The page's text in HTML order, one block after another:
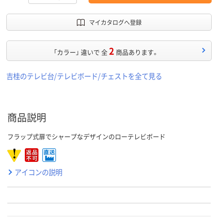
マイカタログへ登録
「カラー」 違いで 全2 商品あります。
吉桂のテレビ台/テレビボード/チェストを全て見る
商品説明
フラップ式扉でシャープなデザインのローテレビボード
アイコンの説明